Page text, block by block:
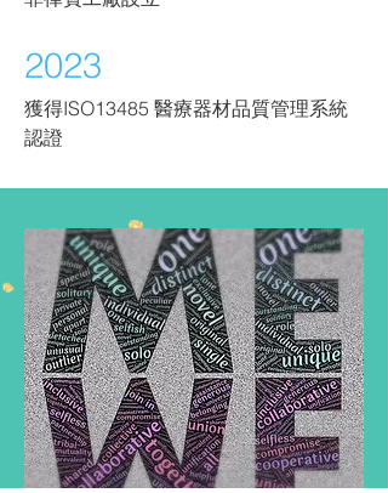
2023
獲得ISO13485 醫療器材品質管理系統
認證
取得第二類醫療器材認證(臂式血壓計)